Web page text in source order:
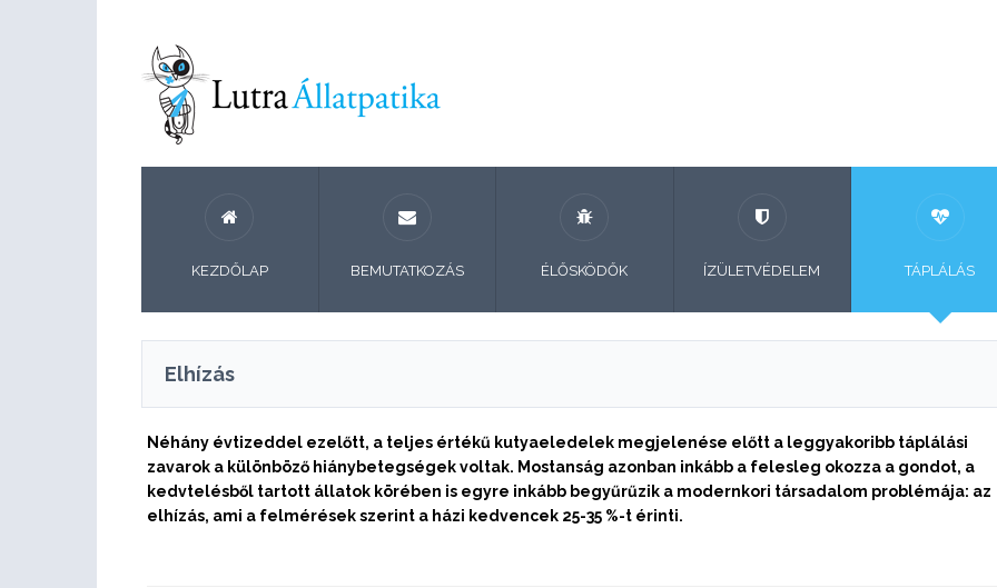
KEZDŐLAP BEMUTATKOZÁS ÉLŐSKÖDŐK ÍZÜLETVÉDELEM TÁPLÁLÁS
Elhízás
Néhány évtizeddel ezelőtt, a teljes értékű kutyaeledelek megjelenése előtt a leggyakoribb táplálási
zavarok a különböző hiánybetegségek voltak. Mostanság azonban inkább a felesleg okozza a gondot, a
kedvtelésből tartott állatok körében is egyre inkább begyűrűzik a modernkori társadalom problémája: az
elhízás, ami a felmérések szerint a házi kedvencek 25-35 %-t érinti.